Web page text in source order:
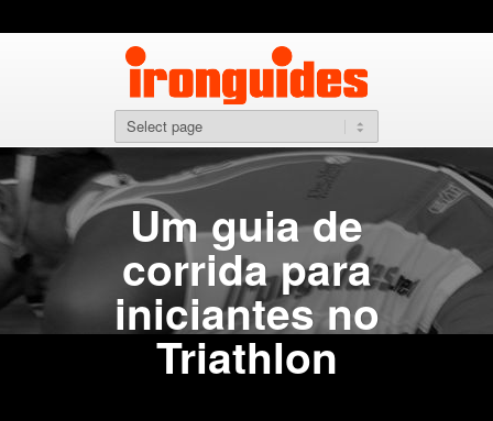
Um guia de
corrida para
iniciantes no
Triathlon